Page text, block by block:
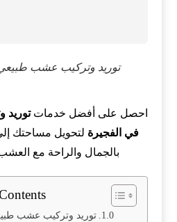
توريد وتركيب عشب
احصل على أفضل خدماتتوريد
في الفجيرة لتحويل مساحتك
بالجمال والراحة مع
توريد وتركيب عشب